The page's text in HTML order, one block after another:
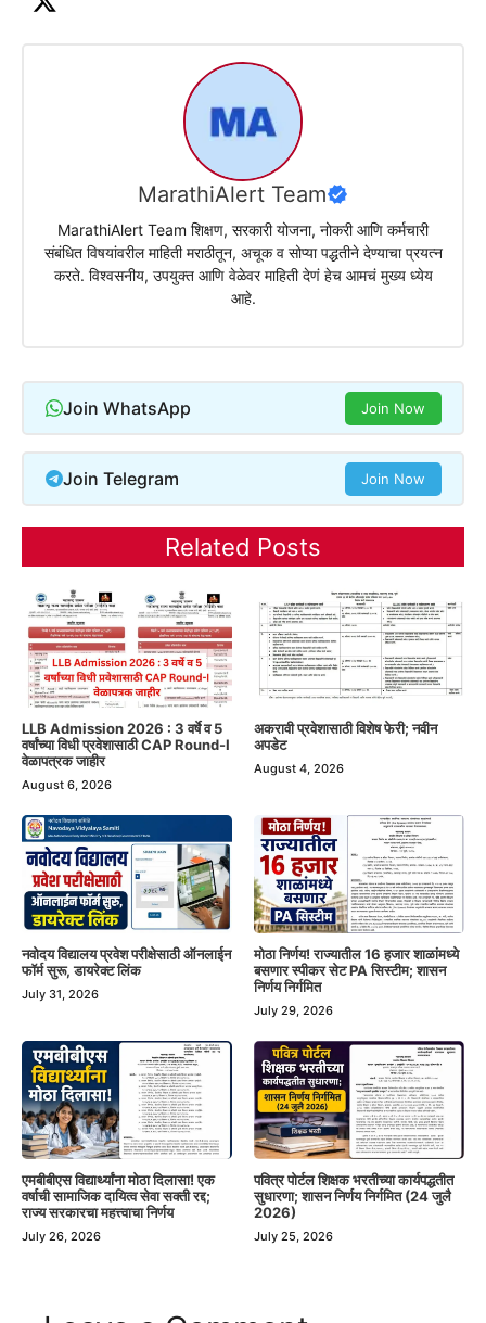
MarathiAlert Team
MarathiAlert Team शिक्षण, सरकारी योजना, नोकरी आणि कर्मचारी
संबंधित विषयांवरील माहिती मराठीतून, अचूक व सोप्या पद्धतीने देण्याचा प्रयत्न
करते. विश्वसनीय, उपयुक्त आणि वेळेवर माहिती देणं हेच आमचं मुख्य ध्येय
आहे.
Join WhatsApp Join Now
Join Telegram Join Now
Related Posts
LLB Admission 2026 : 3 वर्षे व 5
वर्षांच्या विधी प्रवेशासाठी CAP Round-I
वेळापत्रक जाहीर
August 6, 2026
अकरावी प्रवेशासाठी विशेष फेरी; नवीन
अपडेट
August 4, 2026
नवोदय विद्यालय प्रवेश परीक्षेसाठी ऑनलाईन
फॉर्म सुरू, डायरेक्ट लिंक
July 31, 2026
मोठा निर्णय! राज्यातील 16 हजार शाळांमध्ये
बसणार स्पीकर सेट PA सिस्टीम; शासन
निर्णय निर्गमित
July 29, 2026
एमबीबीएस विद्यार्थ्यांना मोठा दिलासा! एक
वर्षाची सामाजिक दायित्व सेवा सक्ती रद्द;
राज्य सरकारचा महत्त्वाचा निर्णय
July 26, 2026
पवित्र पोर्टल शिक्षक भरतीच्या कार्यपद्धतीत
सुधारणा; शासन निर्णय निर्गमित (24 जुलै
2026)
July 25, 2026